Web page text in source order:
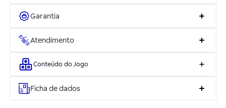
Garantia
Atendimento
Conteúdo do Jogo
Ficha de dados